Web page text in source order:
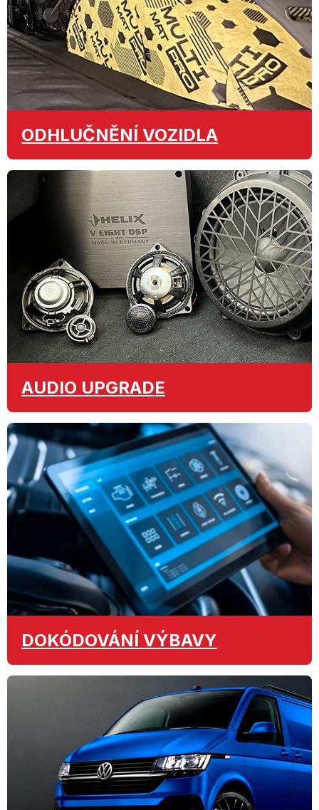
ODHLUČNĚNÍ VOZIDLA
AUDIO UPGRADE
DOKÓDOVÁNÍ VÝBAVY